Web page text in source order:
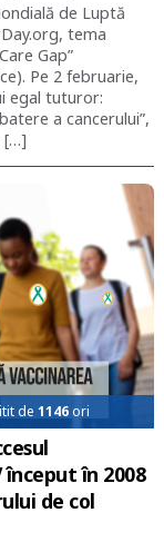
de Luptă
tema
Gap”
Pe 2 februarie,
egal tuturor:
a cancerului”,
[…]
de1146ori
în 2008
de col